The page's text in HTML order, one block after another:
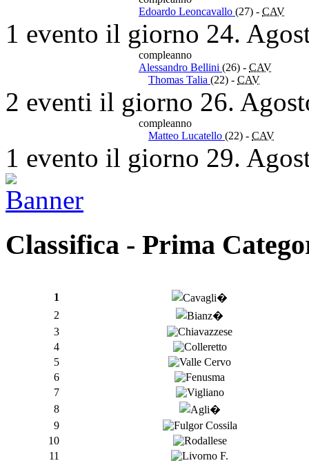
Edoardo Leoncavallo (27) - CAV
1 evento il giorno 24.
compleanno
Alessandro Bellini (26) - CAV
Thomas Talia (22) - CAV
2 eventi il giorno 26.
compleanno
Matteo Lucatello (22) - CAV
1 evento il giorno 29.
Classifica - Prima
1
2
3
4
5
6
7
8
9
10
11